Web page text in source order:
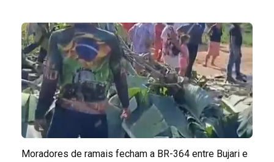
Moradores de ramais fecham a BR-364 entre Bujari e